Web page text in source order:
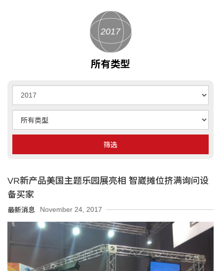
2017
所有类型
分
型
筛选
VR新产品美国主题乐园展亮相 智崴摊位挤满询问设
备买家
最新消息 November 24, 2017